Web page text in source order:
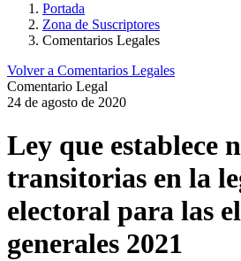
Portada
Zona de Suscriptores
Comentarios Legales
Volver a Comentarios Legales
Comentario Legal
24 de agosto de 2020
Ley que establece
transitorias en la
electoral para las
generales 2021